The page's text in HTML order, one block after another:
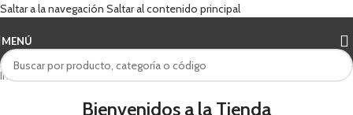
Saltar a la navegación Saltar al contenido principal
MENÚ
Inicio SunRace
Bienvenidos a la Tienda